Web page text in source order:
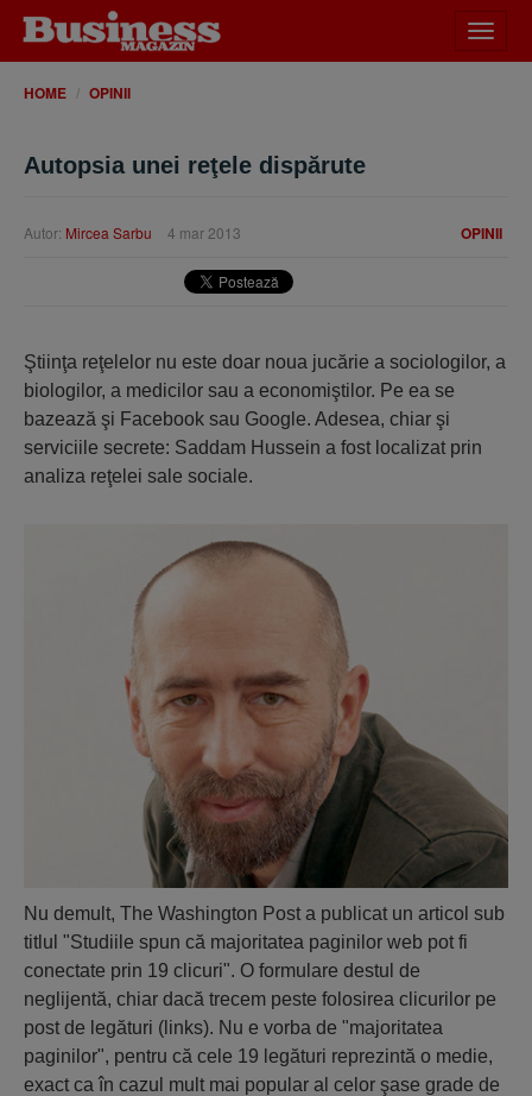
meniu
HOME OPINII
Autopsia unei reţele dispărute
OPINII
Autor: Mircea Sarbu 4 mar 2013
Ştiinţa reţelelor nu este doar noua jucărie a sociologilor, a
biologilor, a medicilor sau a economiştilor. Pe ea se
bazează şi Facebook sau Google. Adesea, chiar şi
serviciile secrete: Saddam Hussein a fost localizat prin
analiza reţelei sale sociale.
Nu demult, The Washington Post a publicat un articol sub
titlul "Studiile spun că majoritatea paginilor web pot fi
conectate prin 19 clicuri". O formulare destul de
neglijentă, chiar dacă trecem peste folosirea clicurilor pe
post de legături (links). Nu e vorba de "majoritatea
paginilor", pentru că cele 19 legături reprezintă o medie,
exact ca în cazul mult mai popular al celor şase grade de